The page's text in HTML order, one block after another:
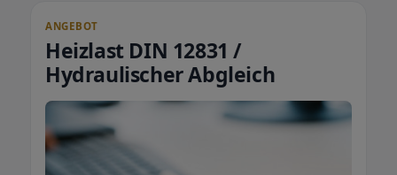
ANGEBOT
Heizlast DIN 12831 /
Hydraulischer Abgleich